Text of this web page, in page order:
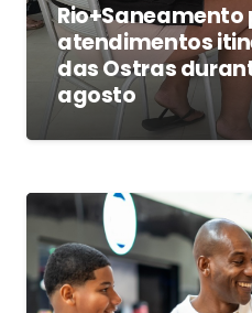
atendimentos
das Ostras
agosto